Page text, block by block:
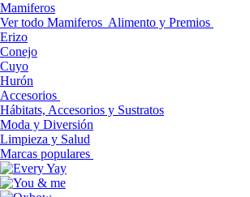
Mamiferos
Ver todo Mamiferos Alimento y Premios
Erizo
Conejo
Cuyo
Hurón
Accesorios
Hábitats, Accesorios y Sustratos
Moda y Diversión
Limpieza y Salud
Marcas populares